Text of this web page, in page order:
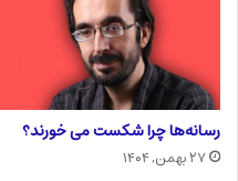
رسانه‌ها چرا شکست می خورند؟
۲۷ بهمن, ۱۴۰۴